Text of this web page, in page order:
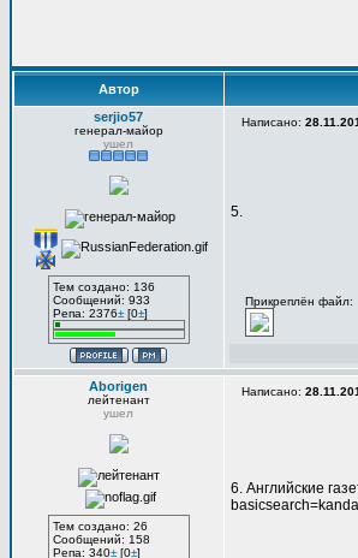
Автор
serjio57
генерал-майор
ушел
Тем создано: 136
Сообщений: 933
Репа: 2376±[0±]
Написано:
5.
Прикреплён файл:
Aborigen
лейтенант
ушел
Тем создано: 26
Сообщений: 158
Репа: 340±[0±]
Написано:
6. Английские